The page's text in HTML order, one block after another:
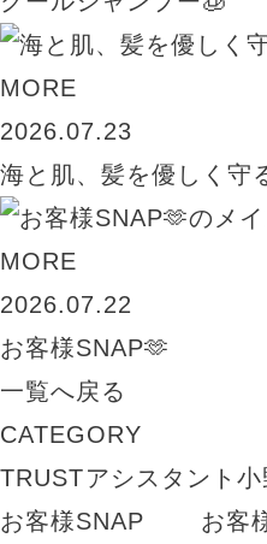
MORE
2026.07.23
海と肌、髪を優しく
MORE
2026.07.22
お客様SNAP🫶
一覧へ戻る
CATEGORY
TRUSTアシスタント
お客様SNAP
お客